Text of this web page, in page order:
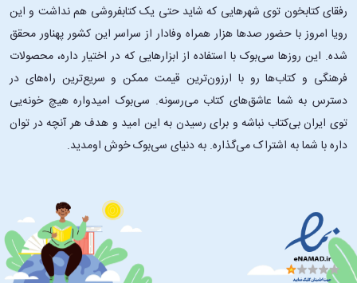
رفقای کتابخون توی شهرهایی که شاید حتی یک کتابفروشی هم نداشت و این
رویا امروز با حضور صدها هزار همراه وفادار از سراسر این کشور پهناور محقق
شده. این ‌روزها سی‌بوک با استفاده از ابزارهایی که در اختیار داره، محصولات
فرهنگی و کتاب‌ها رو با ارزون‌ترین قیمت ممکن و سریع‌ترین راه‌های در
دسترس به شما عاشق‌های کتاب می‌رسونه. سی‌بوک امیدواره هیچ خونه‌یی
توی ایران بی‌کتاب نباشه و برای رسیدن به این امید و هدف هر آنچه در توان
داره با شما به اشتراک می‌گذاره. به دنیای سی‌بوک خوش اومدید.